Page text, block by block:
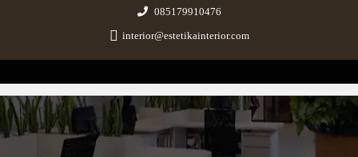
085179910476
interior@estetikainterior.com
Estetika Interior
Design & Build Consultant